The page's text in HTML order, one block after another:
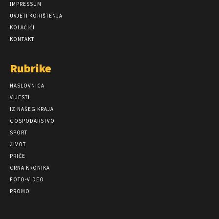
IMPRESSUM
UVJETI KORIŠTENJA
KOLAČIĆI
KONTAKT
Rubrike
NASLOVNICA
VIJESTI
IZ NAŠEG KRAJA
GOSPODARSTVO
SPORT
ŽIVOT
PRIČE
CRNA KRONIKA
FOTO-VIDEO
PROMO